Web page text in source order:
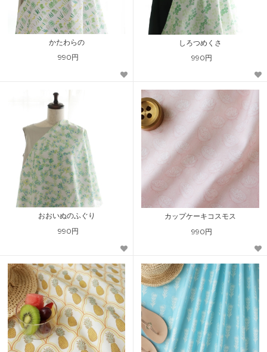
かたわらの
990円
しろつめくさ
990円
おおいぬのふぐり
990円
カップケーキコスモス
990円